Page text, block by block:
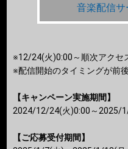
音楽配信
※12/24(火)0:00～順次アクセ
※配信開始のタイミングが前
【キャンペーン実施期間】
2024/12/24(火)0:00～2025/
【ご応募受付期間】